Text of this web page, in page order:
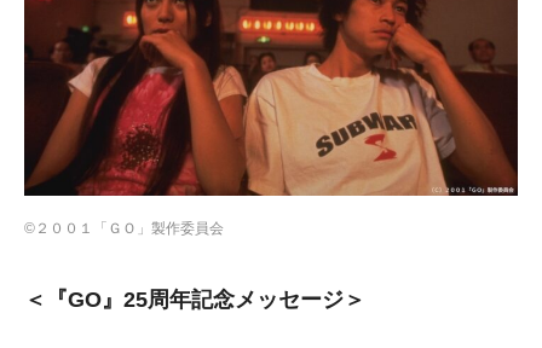
©︎２００１「ＧＯ」製作委員会
＜『GO』25周年記念メッセージ＞